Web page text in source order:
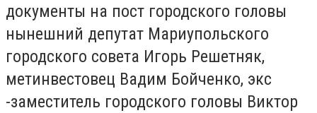
документы на пост городского головы
нынешний депутат Мариупольского
городского совета Игорь Решетняк,
метинвестовец Вадим Бойченко, экс
-заместитель городского головы Виктор